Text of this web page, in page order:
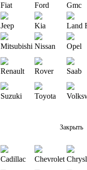
Fiat Ford Gmc
Jeep Kia Land
Mitsubishi Nissan Opel
Renault Rover Saab
Suzuki Toyota
Закрыть
Cadillac Chevrolet